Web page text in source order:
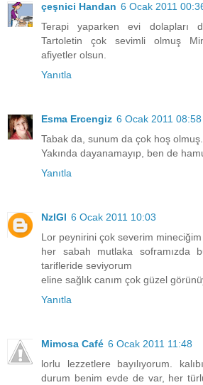
çeşnici Handan 6 Ocak 2011
Terapi yaparken evi dolapları
Tartoletin çok sevimli olmuş
afiyetler olsun.
Yanıtla
Esma Ercengiz 6 Ocak 2011 08:58
Tabak da, sunum da çok hoş
Yakında dayanamayıp, ben de
Yanıtla
NzlGl 6 Ocak 2011 10:03
Lor peynirini çok severim mineciğim
her sabah mutlaka soframızda
tarifleride seviyorum
eline sağlık canım çok güzel
Yanıtla
Mimosa Café 6 Ocak 2011 11:48
lorlu lezzetlere bayılıyorum.
durum benim evde de var, her